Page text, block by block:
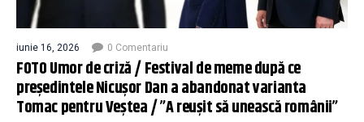
iunie 16, 2026 0 Comentariu
FOTO Umor de criză / Festival de meme după ce
președintele Nicușor Dan a abandonat varianta
Tomac pentru Veștea / ”A reușit să unească românii”